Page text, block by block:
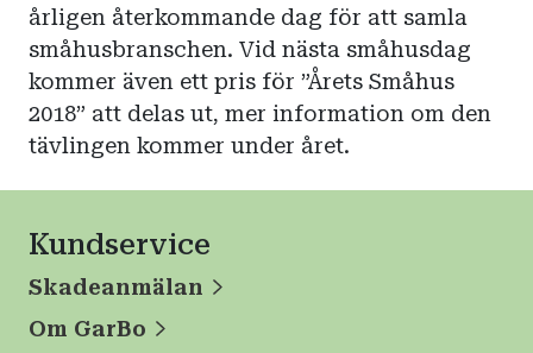
årligen återkommande dag för att samla
småhusbranschen. Vid nästa småhusdag
kommer även ett pris för ”Årets Småhus
2018” att delas ut, mer information om den
tävlingen kommer under året.
Kundservice
Skadeanmälan
Om GarBo